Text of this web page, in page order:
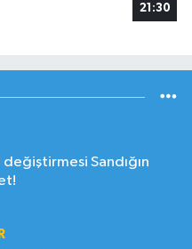
21:30
Sandığın